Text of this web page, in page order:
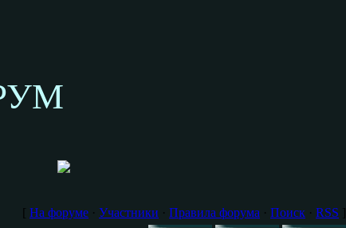
[ На форуме · Участники · Правила форума · Поиск · RSS ]